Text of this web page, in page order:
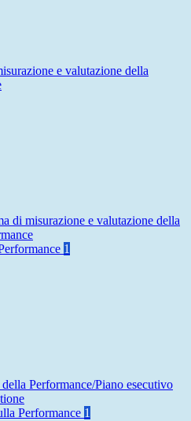
e valutazione della
di misurazione e valutazione della
1
Performance/Piano esecutivo
Performance 1